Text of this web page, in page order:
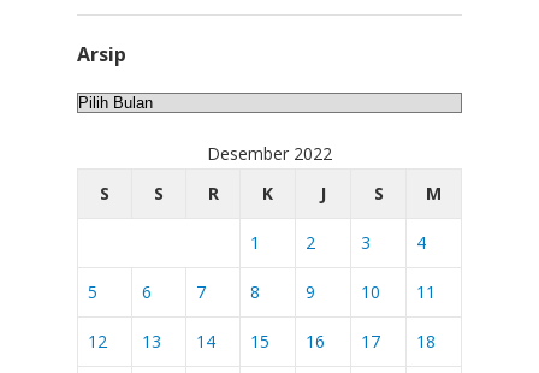
Arsip
Arsip
Desember 2022
S
S R K J S M
1 2 3 4
5 6 7 8 9 10 11
12 13 14 15 16 17 18